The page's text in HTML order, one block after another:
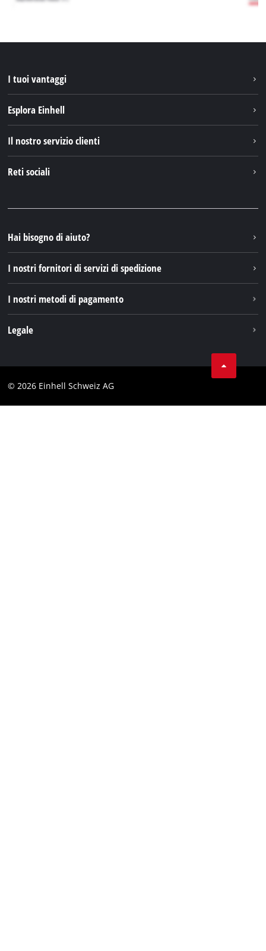
I tuoi vantaggi
Esplora Einhell
Einhell Germany AG
Il nostro servizio clienti
Reti sociali
Instagram
TikTok
Pinterest
Hai bisogno di aiuto?
I nostri fornitori di servizi di spedizione
I nostri metodi di pagamento
Legale
Testata
© 2026 Einhell Schweiz AG